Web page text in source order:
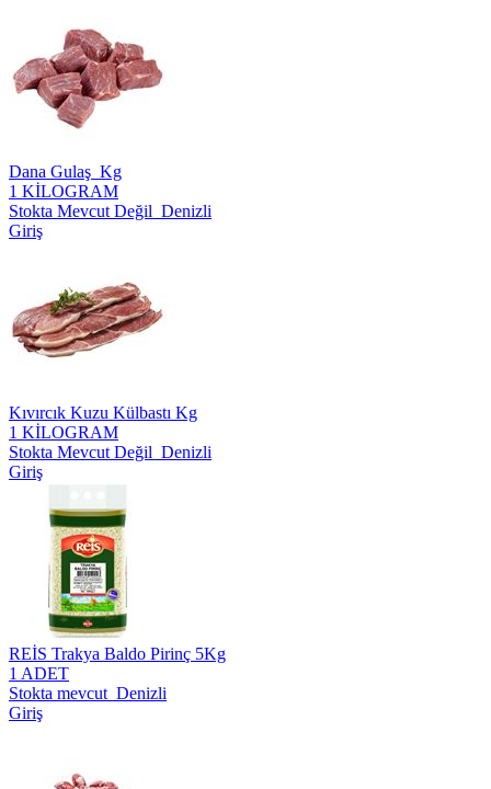
Dana Gulaş Kg
1 KİLOGRAM
Stokta Mevcut Değil Denizli
Giriş
Kıvırcık Kuzu Külbastı Kg
1 KİLOGRAM
Stokta Mevcut Değil Denizli
Giriş
REİS Trakya Baldo Pirinç 5Kg
1 ADET
Stokta mevcut Denizli
Giriş